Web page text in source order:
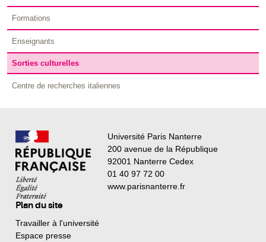
Formations
Enseignants
Sorties culturelles
Centre de recherches italiennes
Université Paris Nanterre
200 avenue de la République
92001 Nanterre Cedex
01 40 97 72 00
www.parisnanterre.fr
Plan du site
Travailler à l'université
Espace presse